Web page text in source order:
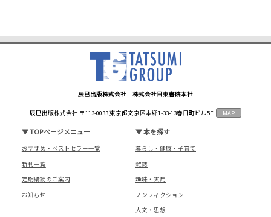
辰巳出版株式会社 株式会社日東書院本社
辰巳出版株式会社 〒113-0033 東京都文京区本郷1-33-13春日町ビル5F MAP
▼TOPページメニュー
おすすめ・ベストセラー一覧
新刊一覧
定期購読のご案内
お知らせ
▼本を探す
暮らし・健康・子育て
雑誌
趣味・実用
ノンフィクション
人文・思想